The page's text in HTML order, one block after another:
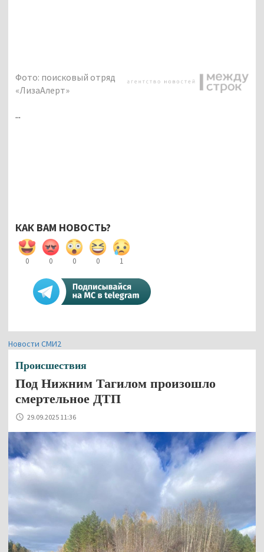
Фото: поисковый отряд
«ЛизаАлерт»
...
КАК ВАМ НОВОСТЬ?
0 0 0 0 1
Новости СМИ2
Происшествия
Под Нижним Тагилом произошло
смертельное ДТП
29.09.2025 11:36